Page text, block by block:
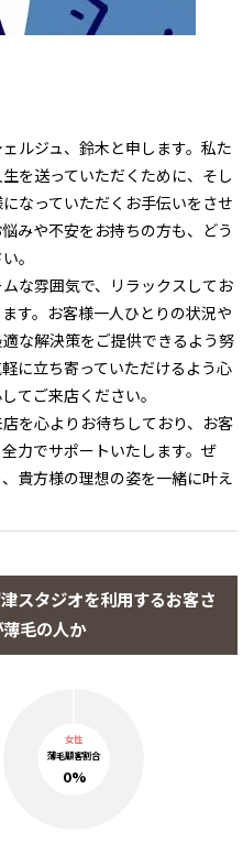
ルジュ、鈴木と申します。私た
を送っていただくために、そし
なっていただくお手伝いをさせ
みや不安をお持ちの方も、どう
。
な雰囲気で、リラックスしてお
す。お客様一人ひとりの状況や
な解決策をご提供できるよう努
に立ち寄っていただけるよう心
てご来店ください。
を心よりお待ちしており、お客
力でサポートいたします。ぜ
貴方様の理想の姿を一緒に叶え
スタジオを利用するお客さ
毛の人か
女性
薄毛顧客割合
0%